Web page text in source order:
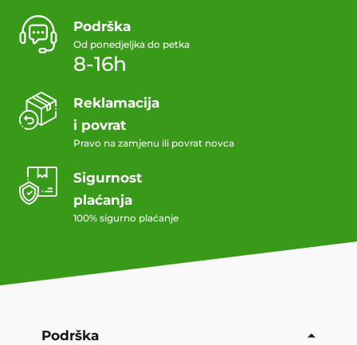
Podrška
Od ponedjeljka do petka
8-16h
Reklamacija
i povrat
Pravo na zamjenu ili povrat novca
Sigurnost
plaćanja
100% sigurno plaćanje
Podrška